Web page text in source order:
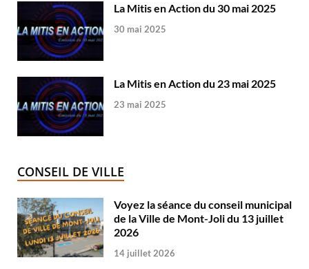
La Mitis en Action du 30 mai 2025
30 mai 2025
La Mitis en Action du 23 mai 2025
23 mai 2025
CONSEIL DE VILLE
Voyez la séance du conseil municipal
de la Ville de Mont-Joli du 13 juillet
2026
14 juillet 2026